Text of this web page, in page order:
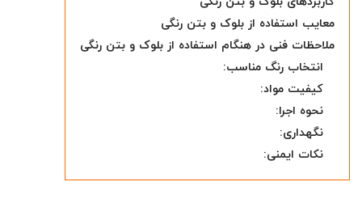
معایب استفاده از بلوک و بتن رنگی
ملاحظات فنی در هنگام استفاده از بلوک و بتن رنگی
انتخاب رنگ مناسب:
کیفیت مواد:
نحوه اجرا:
نگهداری:
نکات ایمنی: